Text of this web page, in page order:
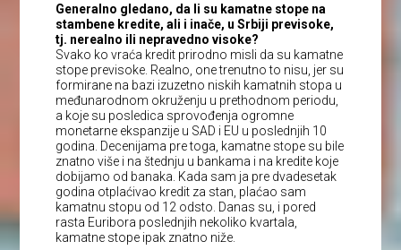
Generalno gledano, da li su kamatne stope na
stambene kredite, ali i inače, u Srbiji previsoke,
tj. nerealno ili nepravedno visoke?
Svako ko vraća kredit prirodno misli da su kamatne
stope previsoke. Realno, one trenutno to nisu, jer su
formirane na bazi izuzetno niskih kamatnih stopa u
međunarodnom okruženju u prethodnom periodu,
a koje su posledica sprovođenja ogromne
monetarne ekspanzije u SAD i EU u poslednjih 10
godina. Decenijama pre toga, kamatne stope su bile
znatno više i na štednju u bankama i na kredite koje
dobijamo od banaka. Kada sam ja pre dvadesetak
godina otplaćivao kredit za stan, plaćao sam
kamatnu stopu od 12 odsto. Danas su, i pored
rasta Euribora poslednjih nekoliko kvartala,
kamatne stope ipak znatno niže.